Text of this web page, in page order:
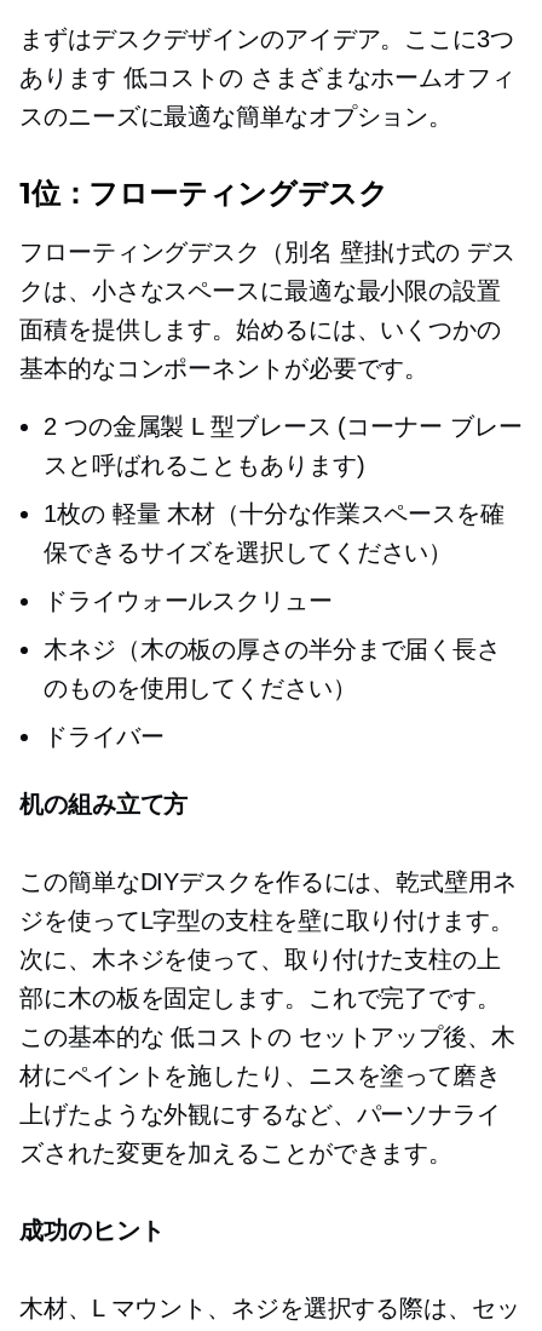
まずはデスクデザインのアイデア。ここに3つ
あります 低コストの さまざまなホームオフィ
スのニーズに最適な簡単なオプション。
1位：フローティングデスク
フローティングデスク（別名 壁掛け式の デス
クは、小さなスペースに最適な最小限の設置
面積を提供します。始めるには、いくつかの
基本的なコンポーネントが必要です。
2 つの金属製 L 型ブレース (コーナー ブレー
スと呼ばれることもあります)
1枚の 軽量木材（十分な作業スペースを確
保できるサイズを選択してください）
ドライウォールスクリュー
木ネジ（木の板の厚さの半分まで届く長さ
のものを使用してください）
ドライバー
机の組み立て方
この簡単なDIYデスクを作るには、乾式壁用ネ
ジを使ってL字型の支柱を壁に取り付けます。
次に、木ネジを使って、取り付けた支柱の上
部に木の板を固定します。これで完了です。
この基本的な低コストの セットアップ後、木
材にペイントを施したり、ニスを塗って磨き
上げたような外観にするなど、パーソナライ
ズされた変更を加えることができます。
成功のヒント
木材、L マウント、ネジを選択する際は、セッ